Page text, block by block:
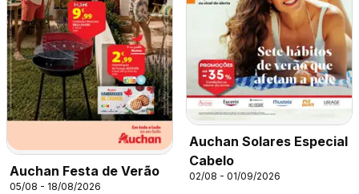
Auchan Festa de Verão
05/08 - 18/08/2026
Auchan Solares Especial
Cabelo
02/08 - 01/09/2026